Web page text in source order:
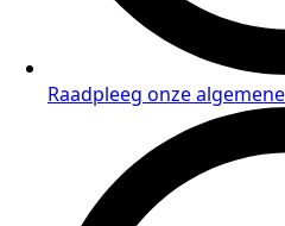
Raadpleeg onze